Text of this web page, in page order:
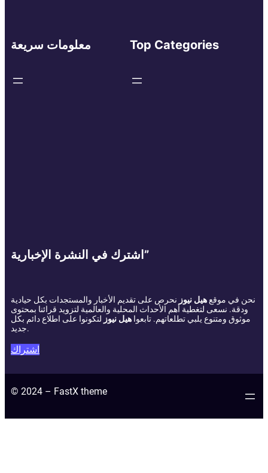
معلومات سريعة Top Categories
اشترك في النشرة الإخبارية”
نحن في موقعهيل نيوز نحرص على تقديم الأخبار والمستجدات بكل حيادية
ودقة. نسعى لتغطية أهم الأحداث المحلية والعالمية لتزويد قرائنا بمحتوى
موثوق ومتنوع يلبي تطلعاتهم. تابعوا هيل نيوز لتكونوا على اطلاع دائم بكل
جديد.
اشتراك
© 2024 – FastX theme